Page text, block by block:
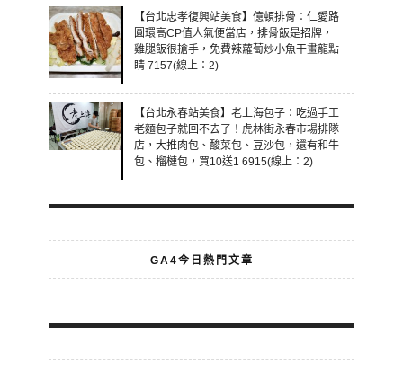
【台北忠孝復興站美食】億頓排骨：仁愛路
圓環高CP值人氣便當店，排骨飯是招牌，
雞腿飯很搶手，免費辣蘿蔔炒小魚干畫龍點
睛 7157(線上：2)
【台北永春站美食】老上海包子：吃過手工
老麵包子就回不去了！虎林街永春市場排隊
店，大推肉包、酸菜包、豆沙包，還有和牛
包、榴槤包，買10送1 6915(線上：2)
GA4今日熱門文章